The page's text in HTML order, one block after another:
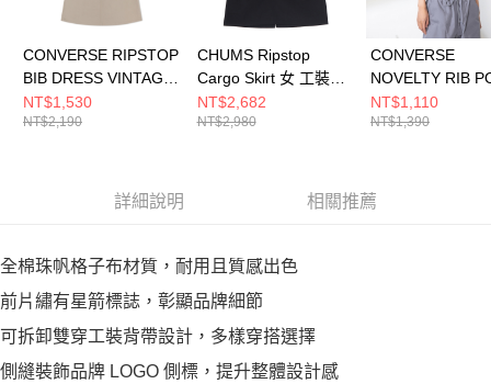
CONVERSE RIPSTOP
BIB DRESS VINTAGE
CARGO 吊帶裙 女 卡
其色 WCH677-X9V
NT$1,530
NT$2,190
CHUMS Ripstop
Cargo Skirt 女 工裝長
裙 黑色
CH181386K001
NT$2,682
NT$2,980
CONVERSE
NOVELTY RIB
TOTAL
短袖上衣
NT$1,110
NT$1,390
詳細說明 相關推薦
全棉珠帆格子布材質，耐用且質感出色
前片繡有星箭標誌，彰顯品牌細節
可拆卸雙穿工裝背帶設計，多樣穿搭選擇
側縫裝飾品牌 LOGO 側標，提升整體設計感